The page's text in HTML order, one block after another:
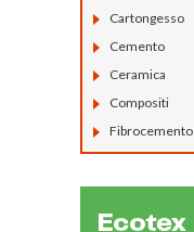
Cartongesso
Cemento
Ceramica
Compositi
Fibrocemento